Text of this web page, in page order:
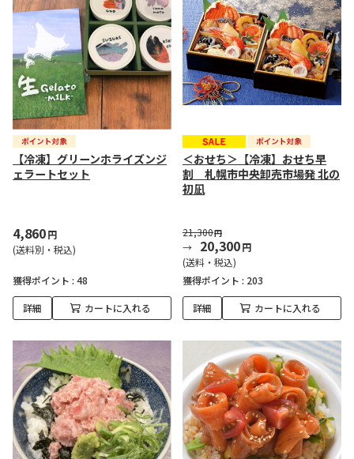
【冷凍】グリーンホライズンジ
ェラートセット
4,860円
(送料別・税込)
獲得ポイント : 48
詳細 カートに入れる
＜おせち＞【冷凍】おせち早
割 札幌市中央卸売市場発 北の
初凪
21,300円
20,300円
(送料・税込)
獲得ポイント : 203
詳細 カートに入れる